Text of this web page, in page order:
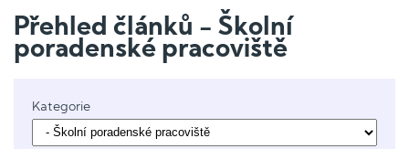
Přehled článků - Školní
poradenské pracoviště
Kategorie